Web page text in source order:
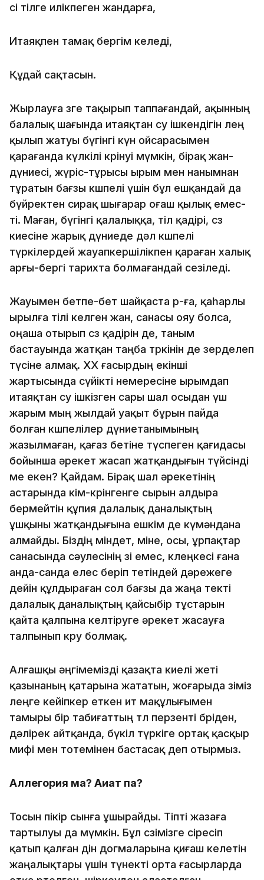
сi тiлге илiкпеген жандарға,
Итаяқпен тамақ бергiм келедi,
Құдай сақтасын.
Жырлауға өзге тақырып таппағандай, ақынның
балалық шағында итаяқтан су iшкендiгiн өлең
қылып жатуы бүгiнгi күн ойсарасымен
қарағанда күлкiлi көрiнуi мүмкiн, бiрақ жан-
дүниесi, жүрiс-тұрысы ырым мен нанымнан
тұратын бағзы көшпелi үшiн бұл ешқандай да
бүйректен сирақ шығарар оғаш қылық емес-
тi. Маған, бүгiнгi қалалыққа, тiл қадiрi, сөз
киесiне жарық дүниеде дәл көшпелi
түркiлердей жауапкершiлiкпен қараған халық
арғы-бергi тарихта болмағандай сезiледi.
Жауымен бетпе-бет шайқаста р-ға, қаһарлы
ырылға тiлi келген жан, санасы ояу болса,
оңаша отырып сөз қадiрiн де, таным
бастауында жатқан таңба төркiнiн де зерделеп
түсiне алмақ. ХХ ғасырдың екiншi
жартысында сүйiктi немересiне ырымдап
итаяқтан су iшкiзген сары шал осыдан үш
жарым мың жылдай уақыт бұрын пайда
болған көшпелiлер дүниетанымының
жазылмаған, қағаз бетiне түспеген қағидасы
бойынша әрекет жасап жатқандығын түйсiндi
ме екен? Қайдам. Бiрақ шал әрекетiнiң
астарында кiм-көрiнгенге сырын алдыра
бермейтiн құпия далалық даналықтың
ұшқыны жатқандығына ешкiм де күмәндана
алмайды. Бiздiң мiндет, мiне, осы, ұрпақтар
санасында сәулесiнiң өзi емес, көлеңкесi ғана
анда-санда елес берiп өтетiндей дәрежеге
дейiн құлдыраған сол бағзы да жаңа тектi
далалық даналықтың қайсыбiр тұстарын
қайта қалпына келтiруге әрекет жасауға
талпынып көру болмақ.
Алғашқы әңгiмемiздi қазақта киелi жетi
қазынаның қатарына жататын, жоғарыда өзiмiз
өлеңге кейiпкер еткен ит мақұлығымен
тамыры бiр табиғаттың төл перзентi бөрiден,
дәлiрек айтқанда, бүкiл түркiге ортақ қасқыр
мифi мен тотемiнен бастасақ деп отырмыз.
Аллегория ма? Ақиқат па?
Тосын пiкiр сынға ұшырайды. Тiптi жазаға
тартылуы да мүмкiн. Бұл сөзiмiзге сiресiп
қатып қалған дiн дог­ма­ларына қиғаш келетiн
жаңалықтары үшiн түнектi орта ғасырларда